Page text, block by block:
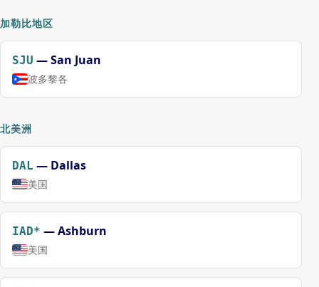
加勒比地区
SJU —San Juan
波多黎各
北美洲
DAL — Dallas
美国
IAD* —Ashburn
美国